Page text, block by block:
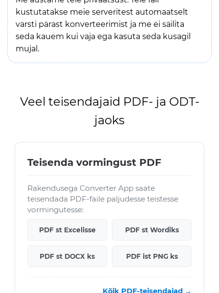
kustutatakse meie serveritest automaatselt
varsti pärast konverteerimist ja me ei säilita
seda kauem kui vaja ega kasuta seda kusagil
mujal.
Veel teisendajaid PDF- ja ODT-
jaoks
Teisenda vormingust PDF
Rakendusega Converter App saate
teisendada PDF-faile paljudesse teistesse
vormingutesse:
PDF st Excelisse PDF st Wordiks
PDF st DOCX ks PDF ist PNG ks
Kõik PDF-teisendajad →